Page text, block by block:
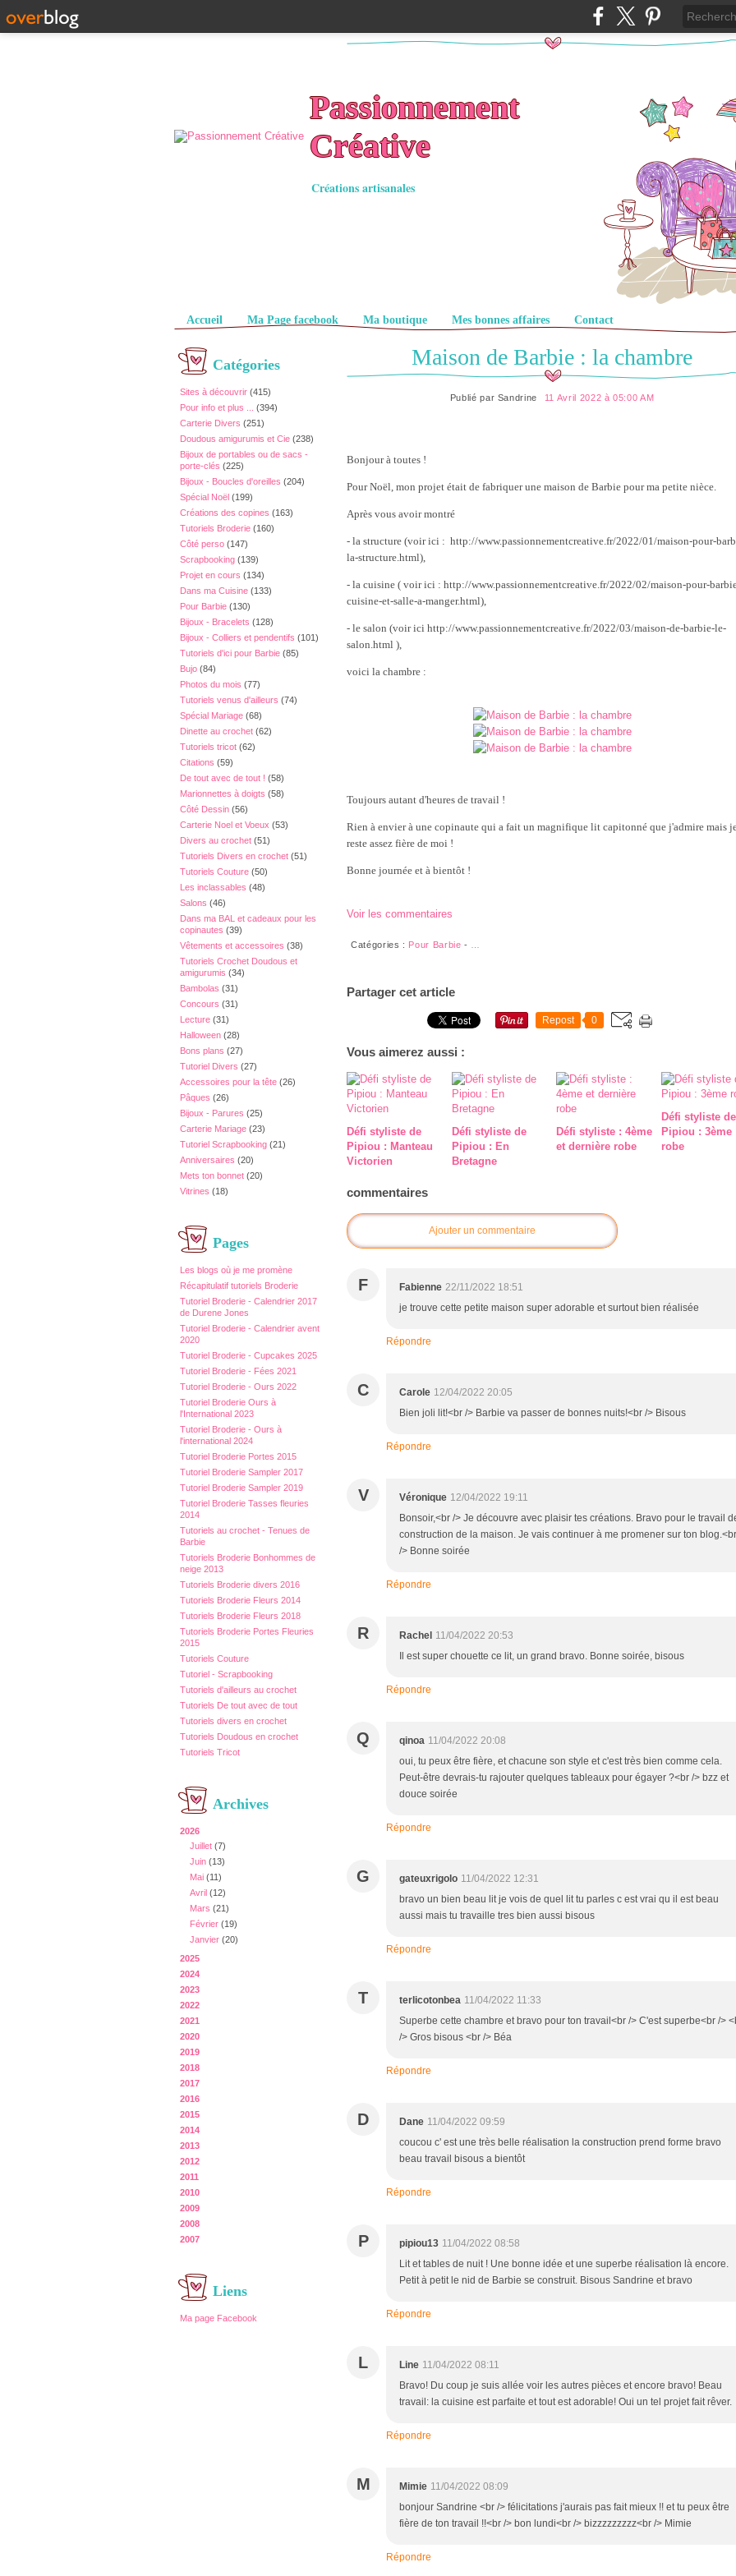
Passionnement
Créative
Créations artisanales
Pages
Accueil Ma Page facebook Ma boutique Mes bonnes affaires Contact
Catégories
Sites à découvrir (415)
Pour info et plus ...
(394)
Carterie Divers (251)
Doudous amigurumis et Cie (238)
Bijoux de portables ou de sacs -
porte-clés (225)
Bijoux - Boucles d'oreilles (204)
Spécial Noël (199)
Créations des copines (163)
Tutoriels Broderie (160)
Côté perso (147)
Scrapbooking (139)
Projet en cours (134)
Dans ma Cuisine (133)
Pour Barbie (130)
Bijoux - Bracelets (128)
Bijoux - Colliers et pendentifs (101)
Tutoriels d'ici pour Barbie (85)
Bujo (84)
Photos du mois (77)
Tutoriels venus d'ailleurs (74)
Spécial Mariage (68)
Dinette au crochet (62)
Tutoriels tricot (62)
Citations (59)
De tout avec de tout ! (58)
Marionnettes à doigts (58)
Côté Dessin (56)
Carterie Noel et Voeux (53)
Divers au crochet (51)
Tutoriels Divers en crochet (51)
Tutoriels Couture (50)
Les inclassables (48)
Salons (46)
Dans ma BAL et cadeaux pour les
copinautes (39)
Vêtements et accessoires (38)
Tutoriels Crochet Doudous et
amigurumis (34)
Bambolas (31)
Concours (31)
Lecture (31)
Halloween (28)
Bons plans (27)
Tutoriel Divers (27)
Accessoires pour la tête (26)
Pâques (26)
Bijoux - Parures (25)
Carterie Mariage (23)
Tutoriel Scrapbooking (21)
Anniversaires (20)
Mets ton bonnet (20)
Vitrines (18)
Pages
Les blogs où je me promène
Récapitulatif tutoriels Broderie
Tutoriel Broderie - Calendrier 2017
de Durene Jones
Tutoriel Broderie - Calendrier avent
2020
Tutoriel Broderie - Cupcakes 2025
Tutoriel Broderie - Fées 2021
Tutoriel Broderie - Ours 2022
Tutoriel Broderie Ours à
l'International 2023
Tutoriel Broderie - Ours à
l'international 2024
Tutoriel Broderie Portes 2015
Tutoriel Broderie Sampler 2017
Tutoriel Broderie Sampler 2019
Tutoriel Broderie Tasses fleuries
2014
Tutoriels au crochet - Tenues de
Barbie
Tutoriels Broderie Bonhommes de
neige 2013
Tutoriels Broderie divers 2016
Tutoriels Broderie Fleurs 2014
Tutoriels Broderie Fleurs 2018
Tutoriels Broderie Portes Fleuries
2015
Tutoriels Couture
Tutoriel - Scrapbooking
Tutoriels d'ailleurs au crochet
Tutoriels De tout avec de tout
Tutoriels divers en crochet
Tutoriels Doudous en crochet
Tutoriels Tricot
Archives
2026
Juillet (7)
Juin (13)
Mai (11)
Avril (12)
Mars (21)
Février (19)
Janvier (20)
2025
2024
2023
2022
2021
2020
2019
2018
2017
2016
2015
2014
2013
2012
2011
2010
2009
2008
2007
Liens
Ma page Facebook
Maison de Barbie : la chambre
Publié par Sandrine 11 Avril 2022 à 05:00 AM
Bonjour à toutes !
Pour Noël, mon projet était de fabriquer une maison de Barbie pour ma petite nièce.
Après vous avoir montré
- la structure (voir ici : http://www.passionnementcreative.fr/2022/01/maison-pour-
la-structure.html),
- la cuisine ( voir ici : http://www.passionnementcreative.fr/2022/02/maison-pour-
cuisine-et-salle-a-manger.html),
- le salon (voir ici http://www.passionnementcreative.fr/2022/03/maison-de-barbie-le-
salon.html ),
voici la chambre :
Toujours autant d'heures de travail !
Rien à envier à une copinaute qui a fait un magnifique lit capitonné que j'admire mais
reste assez fière de moi !
Bonne journée et à bientôt !
Voir les commentaires
Catégories : Pour Barbie -
Partager cet article
Repost 0
Vous aimerez aussi :
Défi styliste de
Pipiou : Manteau
Victorien
Défi styliste de
Pipiou : En
Bretagne
Défi styliste : 4ème
et dernière robe
Défi styliste de
Pipiou : 3ème
robe
commentaires
Ajouter un commentaire
F Fabienne 22/11/2022 18:51
je trouve cette petite maison super adorable et surtout bien réalisée
Répondre
C Carole 12/04/2022 20:05
Bien joli lit!<br /> Barbie va passer de bonnes nuits!<br /> Bisous
Répondre
V Véronique 12/04/2022 19:11
Bonsoir,<br /> Je découvre avec plaisir tes créations. Bravo pour le travail
construction de la maison. Je vais continuer à me promener sur ton blog.<br
/> Bonne soirée
Répondre
R Rachel 11/04/2022 20:53
Il est super chouette ce lit, un grand bravo. Bonne soirée, bisous
Répondre
Q qinoa 11/04/2022 20:08
oui, tu peux être fière, et chacune son style et c'est très bien comme cela.
Peut-être devrais-tu rajouter quelques tableaux pour égayer ?<br /> bzz et
douce soirée
Répondre
G gateuxrigolo 11/04/2022 12:31
bravo un bien beau lit je vois de quel lit tu parles c est vrai qu il est beau
aussi mais tu travaille tres bien aussi bisous
Répondre
T terlicotonbea 11/04/2022 11:33
Superbe cette chambre et bravo pour ton travail<br /> C'est superbe<br />
/> Gros bisous <br /> Béa
Répondre
D Dane 11/04/2022 09:59
coucou c' est une très belle réalisation la construction prend forme bravo
beau travail bisous a bientôt
Répondre
P pipiou13 11/04/2022 08:58
Lit et tables de nuit ! Une bonne idée et une superbe réalisation là encore.
Petit à petit le nid de Barbie se construit. Bisous Sandrine et bravo
Répondre
L Line 11/04/2022 08:11
Bravo! Du coup je suis allée voir les autres pièces et encore bravo! Beau
travail: la cuisine est parfaite et tout est adorable! Oui un tel projet fait rêver.
Répondre
M Mimie 11/04/2022 08:09
bonjour Sandrine <br /> félicitations j'aurais pas fait mieux !! et tu peux être
fière de ton travail !!<br /> bon lundi<br /> bizzzzzzzzz<br /> Mimie
Répondre